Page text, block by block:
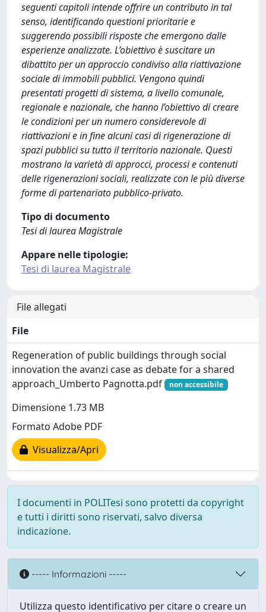
seguenti capitoli intende offrire un contributo in tal
senso, identificando questioni prioritarie e
suggerendo possibili risposte che emergono dalle
esperienze analizzate. L’obiettivo è suscitare un
dibattito per un approccio condiviso alla riattivazione
sociale di immobili pubblici. Vengono quindi
presentati progetti di sistema, a livello comunale,
regionale e nazionale, che hanno l’obiettivo di creare
le condizioni per un numero considerevole di
riattivazioni e in fine alcuni casi di rigenerazione di
spazi pubblici su tutto il territorio nazionale. Questi
mostrano la varietà di approcci, processi e contenuti
delle rigenerazioni sociali, realizzate con le più diverse
forme di partenariato pubblico-privato.
Tipo di documento
Tesi di laurea Magistrale
Appare nelle tipologie:
Tesi di laurea Magistrale
File allegati
File
Regeneration of public buildings through social
innovation the avanzi case as debate for a shared
approach_Umberto Pagnotta.pdf
non accessibile
Dimensione 1.73 MB
Formato Adobe PDF
Visualizza/Apri
I documenti in POLITesi sono protetti da copyright
e tutti i diritti sono riservati, salvo diversa
indicazione.
----- Informazioni -----
Utilizza questo identificativo per citare o creare un